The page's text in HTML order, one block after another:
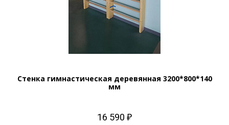
Стенка гимнастическая деревянная 3200*800*140
мм
16 590 ₽